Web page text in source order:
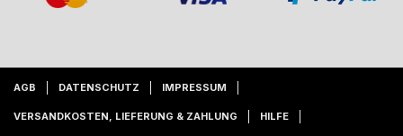
AGB DATENSCHUTZ IMPRESSUM
VERSANDKOSTEN, LIEFERUNG & ZAHLUNG HILFE